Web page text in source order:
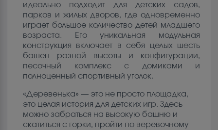
идеально подходит для детских садов,
парков и жилых дворов, где одновременно
играет большое количество детей младшего
возраста. Его уникальная модульная
конструкция включает в себя целых шесть
башен разной высоты и конфигурации,
песочный комплекс с домиками и
полноценный спортивный уголок.
«Деревенька» — это не просто площадка,
это целая история для детских игр. Здесь
можно забраться на высокую башню и
скатиться с горки, пройти по веревочному